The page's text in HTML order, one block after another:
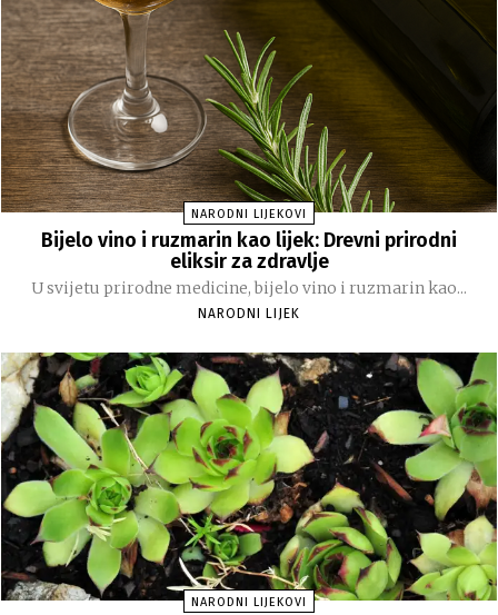
NARODNI LIJEKOVI
Bijelo vino i ruzmarin kao lijek: Drevni prirodni
eliksir za zdravlje
U svijetu prirodne medicine, bijelo vino i ruzmarin kao...
NARODNI LIJEK
NARODNI LIJEKOVI